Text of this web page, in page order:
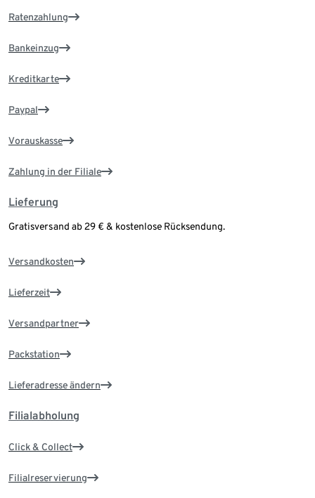
Ratenzahlung
Bankeinzug
Kreditkarte
Paypal
Vorauskasse
Zahlung in der Filiale
Lieferung
Gratisversand ab 29 € & kostenlose Rücksendung.
Versandkosten
Lieferzeit
Versandpartner
Packstation
Lieferadresse ändern
Filialabholung
Click & Collect
Filialreservierung